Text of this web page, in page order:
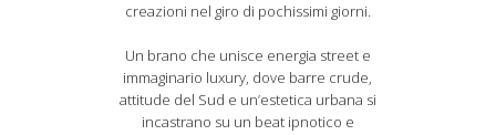
creazioni nel giro di pochissimi giorni.
Un brano che unisce energia street e
immaginario luxury, dove barre crude,
attitude del Sud e un’estetica urbana si
incastrano su un beat ipnotico e